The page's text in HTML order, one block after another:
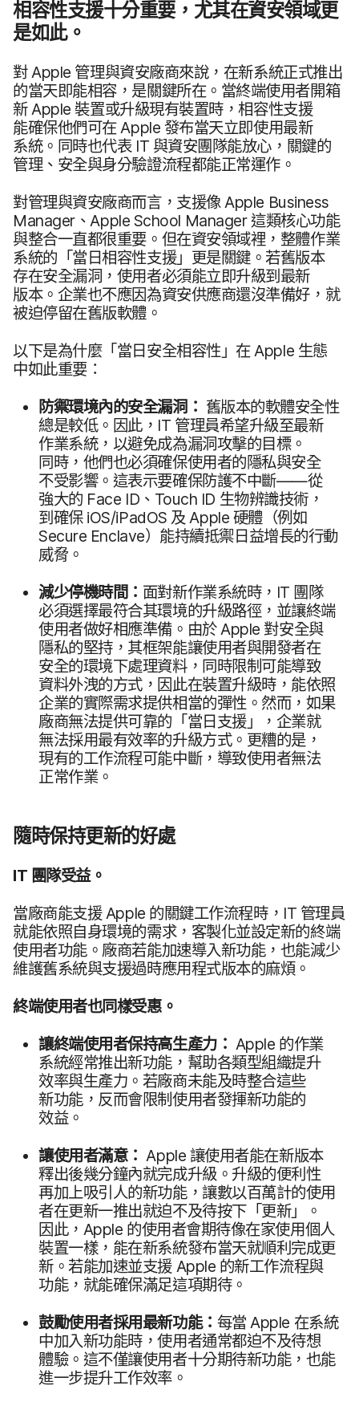
相容性​支援​十分​重要，​尤其​在​資安​領域​更​
是​如此。
對Apple 管理​與​資安​廠商來​說，​在​新​系統​正式​推出​
的​當天​即能​相容，​是​關鍵​所​在。​當終​端​使用​者​開箱​
新Apple裝置​或​升​級​現有​裝置​時，​相容性​支援​
能確保​他們​可​在Apple 發布​當天​立即​使用​最​新​
系統。​同時​也​代表IT 與​資安團隊​能​放心，​關鍵​的​
管理、​安全​與​身分驗​證​流程​都​能​正常​運作。
對​管理​與​資安​廠商​而言，​支援​像Apple Business
Manager、Apple School Manager這​類​核心​功能​
與​整合​一直​都​很​重要。​但​在​資安​領域​裡，​整體​作業​
系統​的​「當日​相容性​支援」​更​是​關鍵。​若舊版​本​
存在​安全​漏洞，​使用​者​必須​能​立即​升​級​到​最​新​
版本。​企業​也​不​應​因為​資安​供​應商​還​沒​準備好，​就​
被​迫​停留​在​舊版​軟體。
以下​是​為​什麼​「當日​安全​相容性」​在Apple 生態​
中如​此​重要：
防禦​環境​內​的​安全​漏洞： 舊​版本​的​軟體​安全性​
總是​較低。​因此， IT 管理員​希望​升級​至​最​新​
作業​系統，​以​避免​成為​漏洞​攻擊​的​目標。​
同時，​他們​也​必須​確保​使用者​的​隱私​與​安全​
不受​影響。​這​表示​要​確保​防護​不​中斷——​從​
強大​的 Face ID 、 Touch ID 生物​辨識​技術，​
到確保iOS/iPadOS 及 Apple 硬體​（例​如
Secure Enclave）​能​持續​抵​禦​日益​增長​的​行動​
威脅。
減少​停機​時間： 面對​新作業​系統​時， IT 團隊​
必須​選擇​最​符合​其​環境​的​升級​路徑，​並​讓​終端​
使用​者​做好相應​準備。​由於Apple對​安全​與​
隱私​的​堅持，​其框​架​能​讓​使用者​與​開發者​在​
安全​的​環境​下​處理​資料，​同時​限制​可能​導致​
資料​外洩​的​方式，​因此​在​裝置​升級​時，​能​依照​
企業​的​實際​需求​提供​相當​的​彈性。​然而，​如果​
廠商​無法​提供​可​靠​的​「當日​支援」，​企業​就​
無法​採用​最​有​效率​的​升級​方式。​更糟​的​是，​
現有​的​工作​流程​可能​中斷，​導致​使用​者​無法​
正常​作業。
隨時​保持​更​新​的​好處
IT 團隊​受益。
當廠商​能​支援Apple 的​關鍵​工作​流程​時， IT 管理員​
就​能​依照​自身​環境​的​需求，​客製化​並​設定​新​的​終端​
使用​者​功能。​廠商​若​能​加速​導入​新功能，​也​能​減少​
維護舊​系統​與​支援​過時​應​用​程式​版本​的​麻煩。
終端​使用者​也​同樣​受惠。
讓​終端​使用​者​保持​高生​產力： Apple 的​作業​
系統​經常​推出​新功能，​幫助​各​類型​組織​提升​
效率​與​生產力。​若​廠商​未​能​及​時​整合​這些​
新功能，​反而​會​限制​使用​者​發揮​新​功能​的​
效益。
讓​使用​者​滿意： Apple 讓​使用​者​能​在​新版​本​
釋出​後​幾​分鐘​內​就​完成​升級。​升級​的​便利性​
再加上​吸引人​的​新​功能，​讓數​以百萬計​的​使用​
者​在​更​新​一​推出​就迫不​及​待按​下​「更​新」。​
因此， Apple 的​使用​者會​期​待​像​在​家​使用​個人​
裝置​一樣，​能​在​新​系統​發布​當天​就​順利​完成​更​
新。​若​能​加速​並​支援Apple 的​新​工作​流程​與​
功能，​就​能​確保​滿足​這​項​期待。
鼓勵​使用​者​採用​最​新​功能： 每​當 Apple 在​系統​
中​加入​新功​能​時，​使用​者​通常​都​迫不​及​待想​
體驗。​這​不​僅​讓​使用​者​十​分期​待​新​功能，​也​能​
進一步​提升​工作​效率。